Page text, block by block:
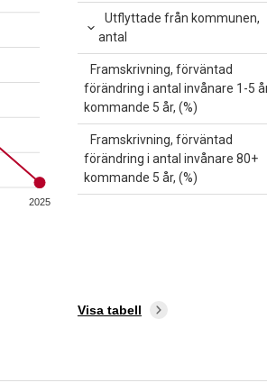
2025
Utflyttade från kommunen,
antal
Framskrivning, förväntad
förändring i antal invånare 1-5
kommande 5 år, (%)
Framskrivning, förväntad
förändring i antal invånare 80+
kommande 5 år, (%)
Visa tabell